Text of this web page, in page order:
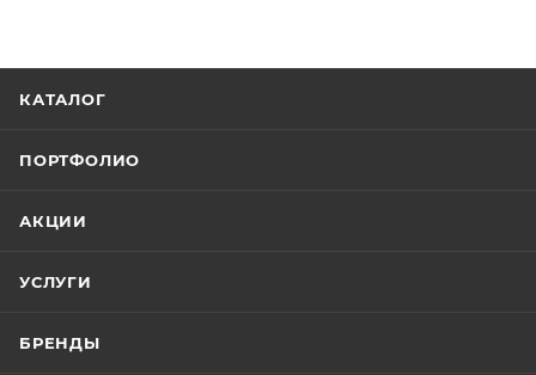
КАТАЛОГ
ПОРТФОЛИО
АКЦИИ
УСЛУГИ
БРЕНДЫ